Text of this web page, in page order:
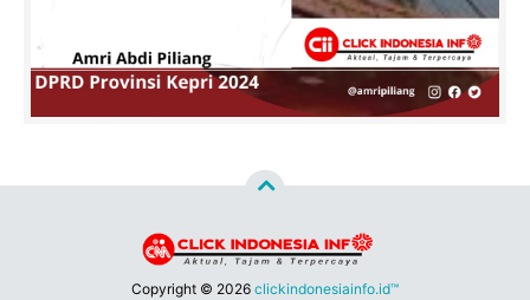
Copyright © 2026 clickindonesiainfo.id™